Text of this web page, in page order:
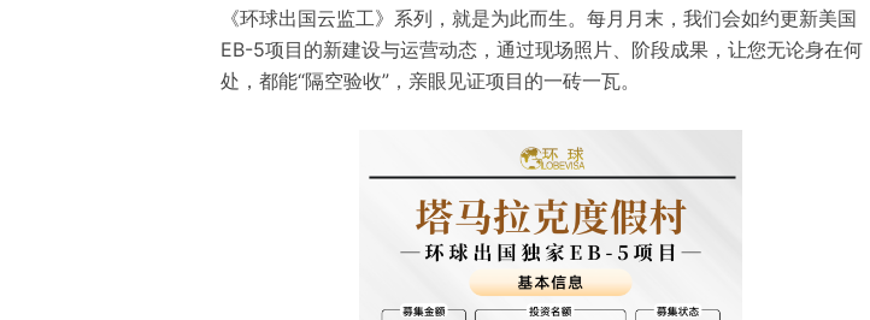
《环球出国云监工》系列，就是为此而生。每月月末，我们会如约更新美国
EB-5项目的新建设与运营动态，通过现场照片、阶段成果，让您无论身在何
处，都能“隔空验收”，亲眼见证项目的一砖一瓦。